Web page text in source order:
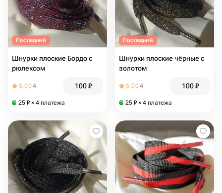
Последний
Шнурки плоские Бордо с
рюлексом
5.004 100₽
25 ₽ × 4 платежа
Последний
Шнурки плоские чёрные с
золотом
5.004 100₽
25 ₽ × 4 платежа